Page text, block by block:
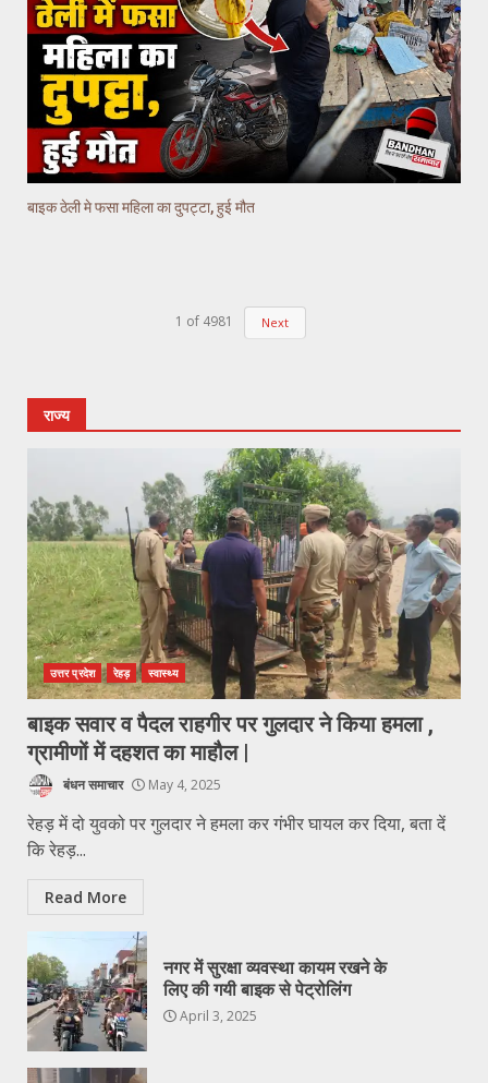
बाइक ठेली मे फसा महिला का दुपट्टा, हुई मौत
1 of 4981 Next
राज्य
उत्तर प्रदेश रेहड़ स्वास्थ्य
बाइक सवार व पैदल राहगीर पर गुलदार ने किया हमला ,
ग्रामीणों में दहशत का माहौल |
बंधन समाचार May 4, 2025
रेहड़ में दो युवको पर गुलदार ने हमला कर गंभीर घायल कर दिया, बता दें
कि रेहड़...
Read More
नगर में सुरक्षा व्यवस्था कायम रखने के
लिए की गयी बाइक से पेट्रोलिंग
April 3, 2025